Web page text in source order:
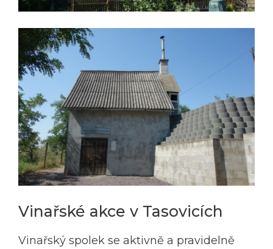
Vinařské akce v Tasovicích
Vinařský spolek se aktivně a pravidelně